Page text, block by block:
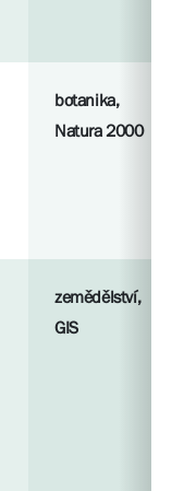
botanika,
Natura 2000
zemědělství,
GIS